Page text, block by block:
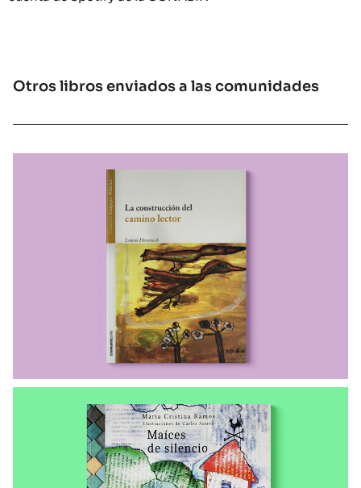
Otros libros enviados a las comunidades
LIBROS ENVIADOS A LAS COMUNIDADES
La construcción del camino del lector